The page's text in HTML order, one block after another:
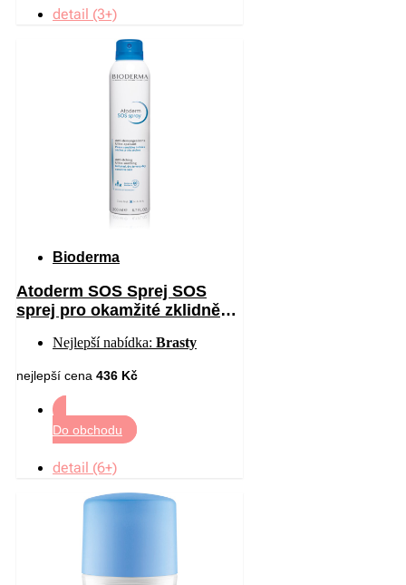
detail (3+)
Bioderma
Atoderm SOS Sprej SOS
sprej pro okamžité zklidnění
Nejlepší nabídka: Brasty
nejlepší cena 436 Kč
Do obchodu
detail (6+)